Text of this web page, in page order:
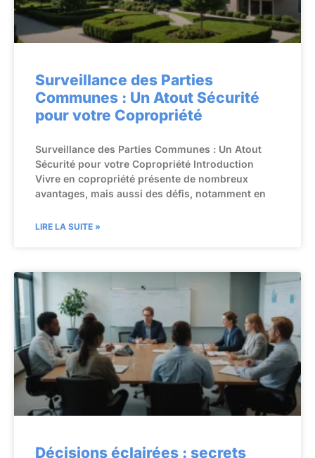
Surveillance des Parties
Communes : Un Atout Sécurité
pour votre Copropriété
Surveillance des Parties Communes : Un Atout
Sécurité pour votre Copropriété Introduction
Vivre en copropriété présente de nombreux
avantages, mais aussi des défis, notamment en
LIRE LA SUITE »
Décisions éclairées : secrets